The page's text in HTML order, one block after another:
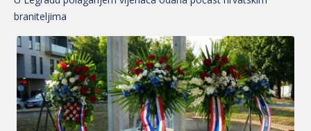
braniteljima